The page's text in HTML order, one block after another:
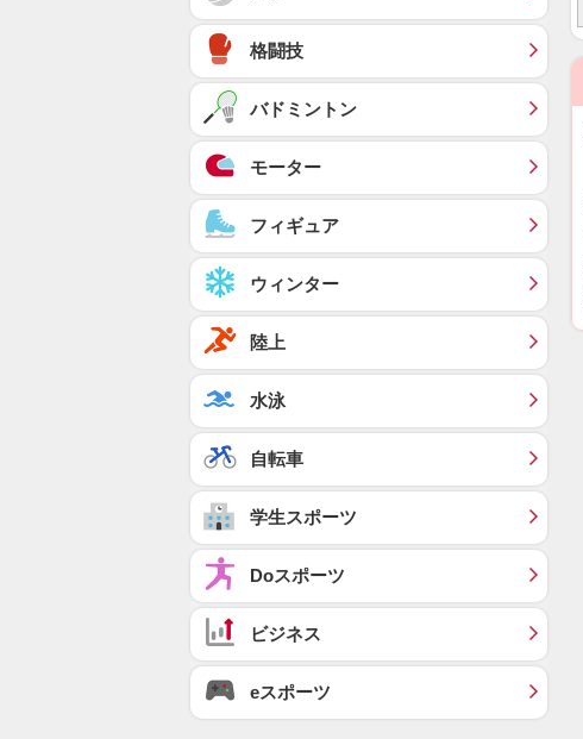
格闘技
バドミントン
モーター
フィギュア
ウィンター
陸上
水泳
自転車
学生スポーツ
Doスポーツ
ビジネス
eスポーツ